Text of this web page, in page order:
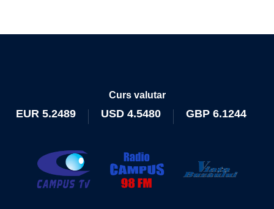
Curs valutar
EUR 5.2489 USD 4.5480 GBP 6.1244